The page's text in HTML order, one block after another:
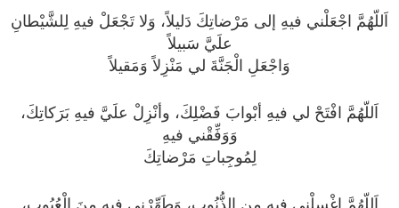
اَللّهُمَّ اجْعَلْني فيهِ إلى مَرْضاتِكَ دَليلاً، وَلا تَجْعَلْ فيهِ لِلشَّيْطانِ
علَيَّ سَبيلاً
وَاجْعَلِ الْجَنَّةَ لي مَنْزِلاً وَمَقيلاً
اَللّهُمَّ افْتَحْ لي فيهِ أبْوابَ فَضْلِكَ، وأنْزِلْ علَيَّ فيهِ بَرَكاتِكَ،
وَوَفِّقْني فيهِ
لِمُوجِباتِ مَرْضاتِكَ
اَللّهُمَّ اغْسِلْني فيهِ مِن الذُّنُوبِ، وَطَهِّرْني فيهِ مِنَ الْعُيُوبِ،